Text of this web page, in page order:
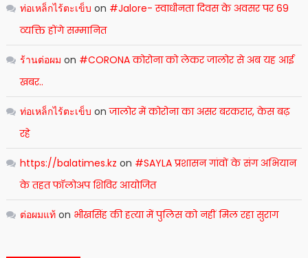
ท่อเหล็กไร้ตะเข็บ on #Jalore- स्वाधीनता दिवस के अवसर पर 69
व्यक्ति होंगे सम्मानित
ร้านต่อผม on #CORONA कोरोना को लेकर जालोर से अब यह आई
खबर..
ท่อเหล็กไร้ตะเข็บ onजालोर में कोरोना का असर बरकरार, केस बढ़
रहे
https://balatimes.kz on #SAYLA प्रशासन गांवों के संग अभियान
के तहत फॉलोअप शिविर आयोजित
ต่อผมแท้on भीखसिंह की हत्या में पुलिस को नहीं मिल रहा सुराग